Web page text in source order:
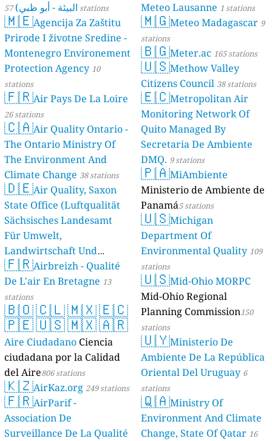
البيئة - أبو ظبي) 57 stations
🇲🇪Agencija Za Zaštitu
Prirode I životne Sredine -
Montenegro Environement
Protection Agency 10
stations
🇫🇷Air Pays De La Loire
26 stations
🇨🇦Air Quality Ontario -
The Ontario Ministry Of
The Environment And
Climate Change 38 stations
🇩🇪Air Quality, Saxon
State Office (Luftqualität
Sächsisches Landesamt
Für Umwelt,
Landwirtschaft Und
Geologie) 50 stations
🇫🇷Airbreizh - Qualité
De L'air En Bretagne 13
stations
🇧🇴🇨🇱🇲🇽🇪🇨
🇵🇪🇺🇸🇲🇽🇦🇷
Aire Ciudadano Ciencia
ciudadana por la Calidad
del Aire806 stations
🇰🇿AirKaz.org 249 stations
🇫🇷AirParif -
Association De
Surveillance De La Qualité
Meteo Lausanne 1 stations
🇲🇬Meteo Madagascar 9
stations
🇧🇬Meter.ac 165 stations
🇺🇸Methow Valley
Citizens Council 38 stations
🇪🇨Metropolitan Air
Monitoring Network Of
Quito Managed By
Secretaria De Ambiente
DMQ. 9 stations
🇵🇦MiAmbiente
Ministerio de Ambiente de
Panamá5 stations
🇺🇸Michigan
Department Of
Environmental Quality 109
stations
🇺🇸Mid-Ohio MORPC
Mid-Ohio Regional
Planning Commission150
stations
🇺🇾Ministerio De
Ambiente De La República
Oriental Del Uruguay 6
stations
🇶🇦Ministry Of
Environment And Climate
Change, State Of Qatar 16